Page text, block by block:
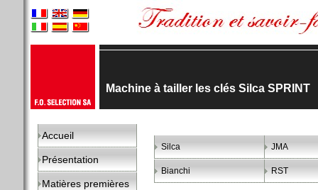
Machine à tailler les clés Silca SPRINT
Accueil
Présentation
Matières premières
Silca JMA
Bianchi RST